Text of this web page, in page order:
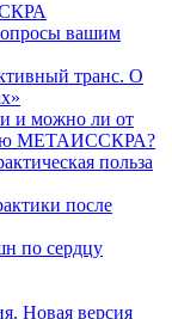
вашим
транс. О
и можно ли от
МЕТАИССКРА?
польза
после
по сердцу
Новая версия